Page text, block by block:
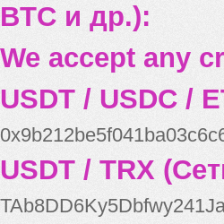
BTC и др.):
We accept any
USDT / USDC /
USDT / TRX